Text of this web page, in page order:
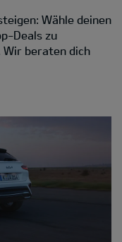
Wähle deinen
Deals zu
beraten dich